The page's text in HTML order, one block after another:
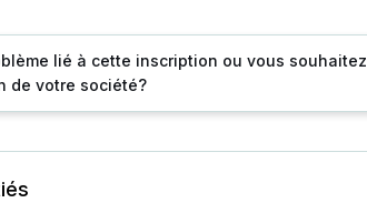
lié à cette inscription ou vous
de votre société?